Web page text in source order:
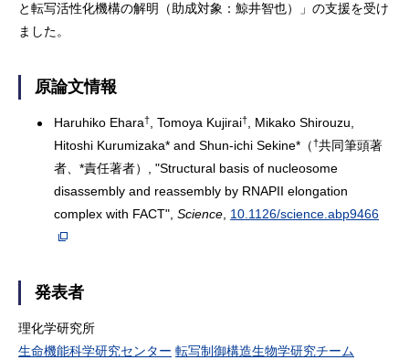
と転写活性化機構の解明（助成対象：鯨井智也）」の支援を受け
ました。
原論文情報
Haruhiko Ehara†, Tomoya Kujirai†, Mikako Shirouzu,
Hitoshi Kurumizaka* and Shun-ichi Sekine*（†共同筆頭著
者、*責任著者）, "Structural basis of nucleosome
disassembly and reassembly by RNAPII elongation
complex with FACT",Science, 10.1126/science.abp9466
発表者
理化学研究所
生命機能科学研究センター 転写制御構造生物学研究チーム